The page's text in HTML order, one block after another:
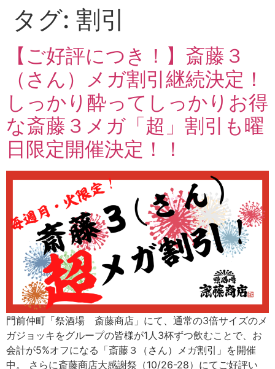
タグ: 割引
【ご好評につき！】斎藤３
（さん）メガ割引継続決定！
しっかり酔ってしっかりお得
な斎藤３メガ「超」割引も曜
日限定開催決定！！
門前仲町「祭酒場 斎藤商店」にて、通常の3倍サイズのメ
ガジョッキをグループの皆様が1人3杯ずつ飲むことで、お
会計が5%オフになる「斎藤３（さん）メガ割引」を開催
中。 さらに斎藤商店大感謝祭（10/26-28）にてご好評い